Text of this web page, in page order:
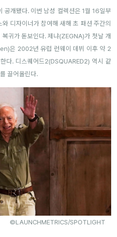
공개됐다. 이번 남성 컬렉션은 1월 16일부
디자이너가 참여해 새해 초 패션 주간의
귀가 돋보인다. 제냐(ZEGNA)가 첫날 개
은 2002년 유럽 런웨이 데뷔 이후 약 2
다. 디스퀘어드2(DSQUARED2) 역시 같
끌어올린다.
©LAUNCHMETRICS/SPOTLIGHT